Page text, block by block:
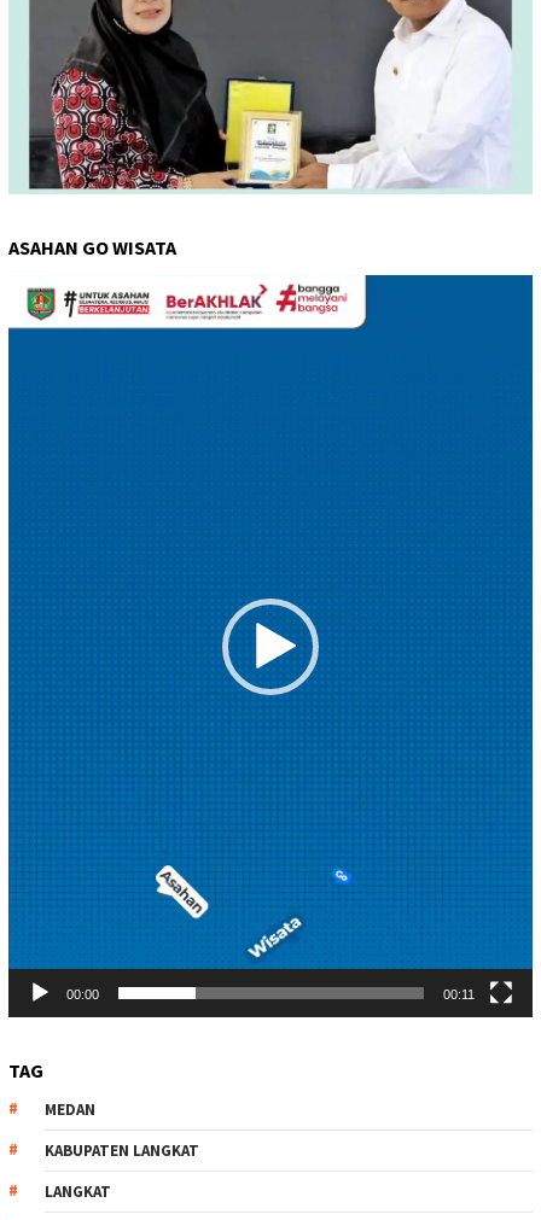
ASAHAN GO WISATA
Pemutar
Video
00:00 00:11
TAG
MEDAN
KABUPATEN LANGKAT
LANGKAT